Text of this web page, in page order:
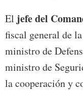
El jefe del
fiscal general de
ministro de
ministro de
la cooperación y